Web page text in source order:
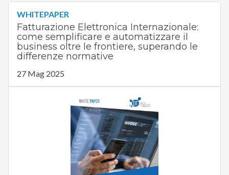
WHITEPAPER
Fatturazione Elettronica Internazionale:
come semplificare e automatizzare il
business oltre le frontiere, superando le
differenze normative
27 Mag 2025